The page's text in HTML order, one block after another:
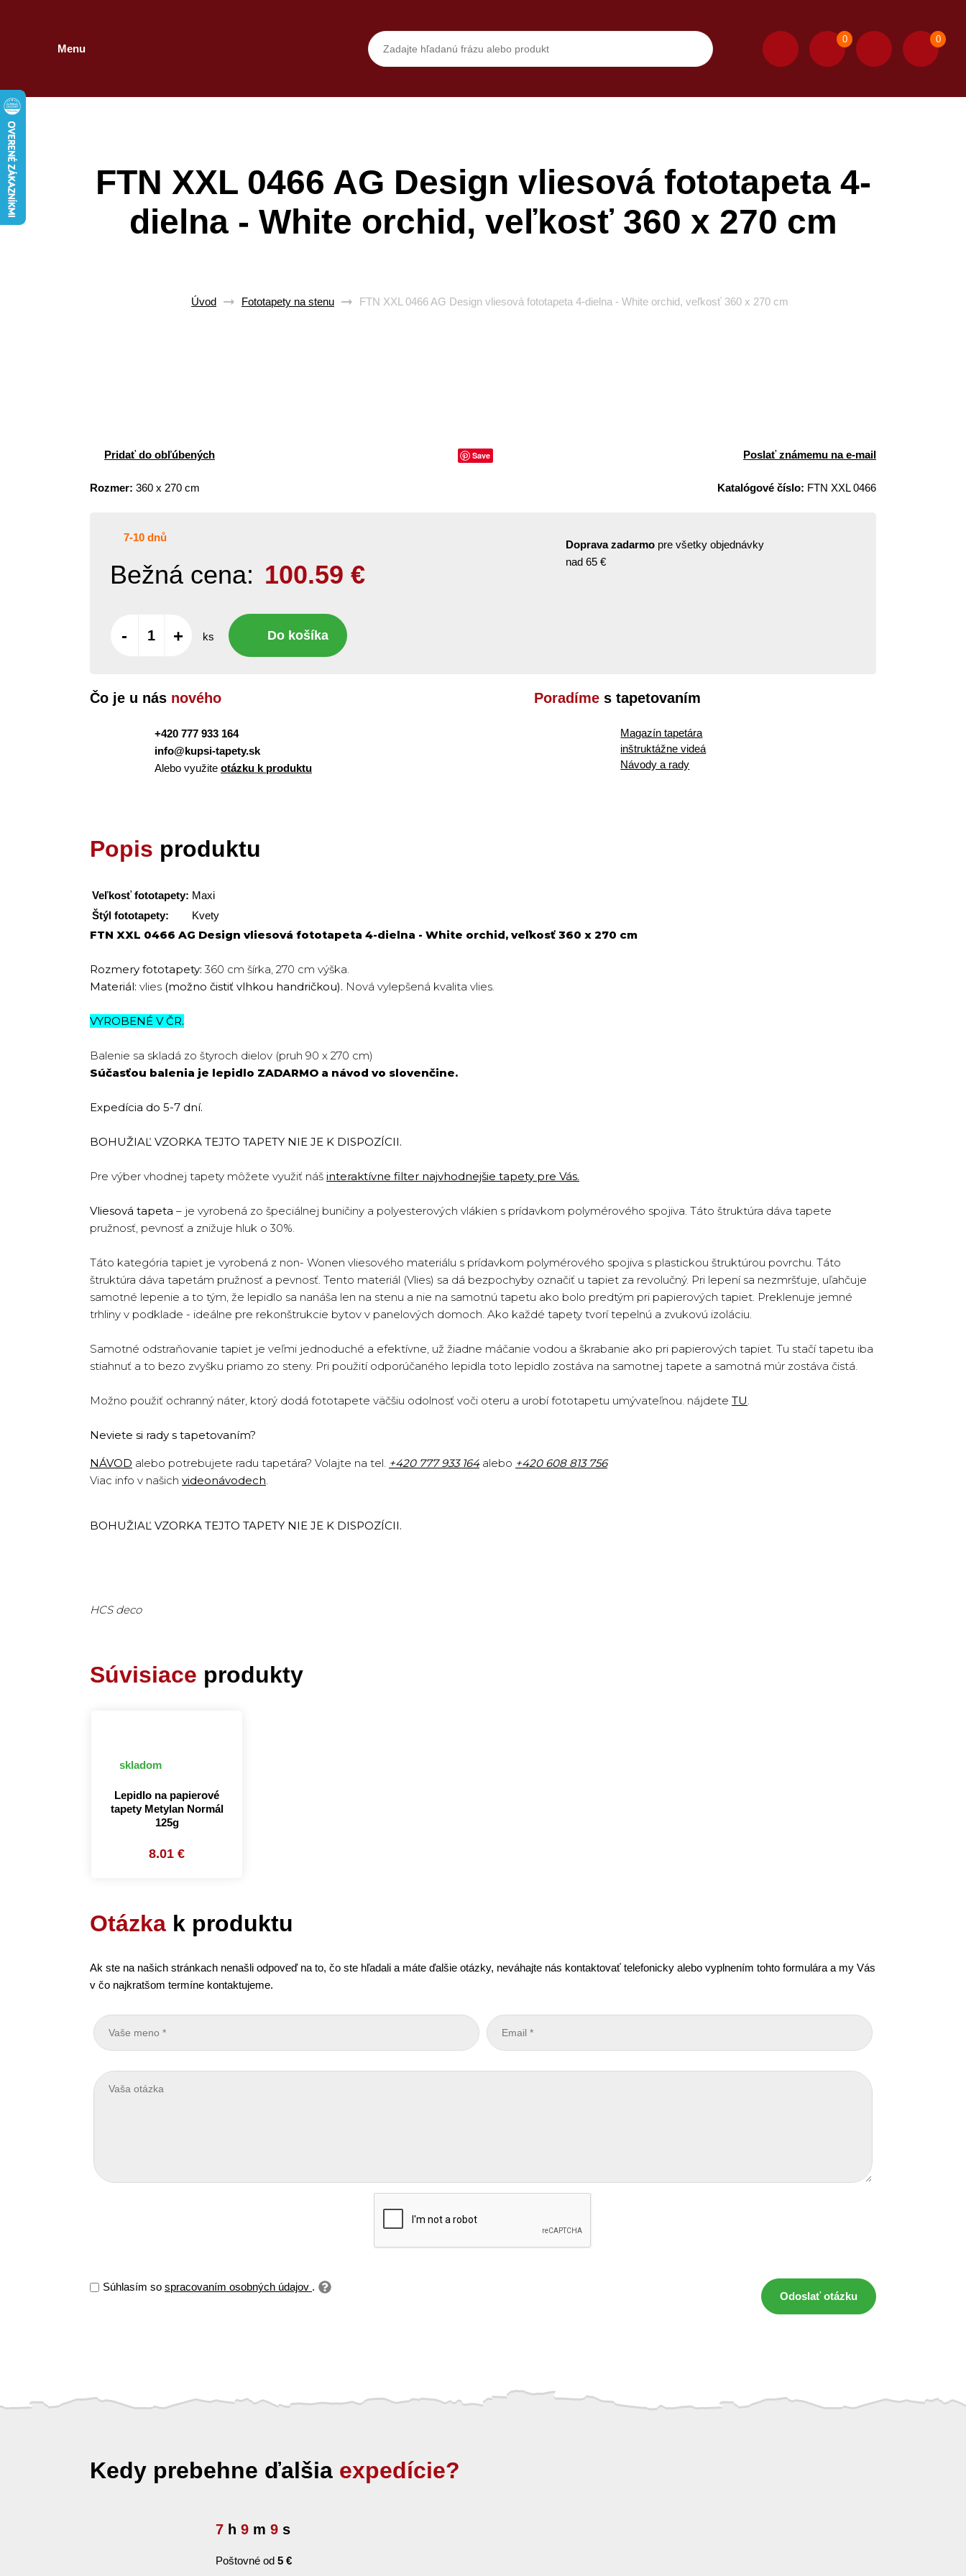
Menu
0 0
FTN XXL 0466 AG Design vliesová fototapeta 4-
dielna - White orchid, veľkosť 360 x 270 cm
Úvod Fototapety na stenu FTN XXL 0466 AG Design vliesová fototapeta 4-dielna - White orchid, veľkosť 360 x 270 cm
Pridať do obľúbených Save Poslať známemu na e-mail
Rozmer: 360 x 270 cm Katalógové číslo: FTN XXL 0466
7-10 dnů
Bežná cena: 100.59 €
- + ks Do košíka
Doprava zadarmo pre všetky objednávky
nad 65 €
Čo je u nás nového
+420 777 933 164
info@kupsi-tapety.sk
Alebo využite otázku k produktu
Poradíme s tapetovaním
Magazín tapetára
inštruktážne videá
Návody a rady
Popis produktu
Veľkosť fototapety: Maxi
Štýl fototapety:
Kvety
FTN XXL 0466 AG Design vliesová fototapeta 4-dielna - White orchid, veľkosť 360 x 270 cm
Rozmery fototapety: 360 cm šírka, 270 cm výška.
Materiál: vlies (možno čistiť vlhkou handričkou). Nová vylepšená kvalita vlies.
VYROBENÉ V ČR.
Balenie sa skladá zo štyroch dielov (pruh 90 x 270 cm)
Súčasťou balenia je lepidlo ZADARMO a návod vo slovenčine.
Expedícia do 5-7 dní.
BOHUŽIAĽ VZORKA TEJTO TAPETY NIE JE K DISPOZÍCII.
Pre výber vhodnej tapety môžete využiť náš interaktívne filter najvhodnejšie tapety pre Vás.
Vliesová tapeta – je vyrobená zo špeciálnej buničiny a polyesterových vlákien s prídavkom polymérového spojiva. Táto štruktúra dáva tapete
pružnosť, pevnosť a znižuje hluk o 30%.
Táto kategória tapiet je vyrobená z non- Wonen vliesového materiálu s prídavkom polymérového spojiva s plastickou štruktúrou povrchu. Táto
štruktúra dáva tapetám pružnosť a pevnosť. Tento materiál (Vlies) sa dá bezpochyby označiť u tapiet za revolučný. Pri lepení sa nezmršťuje, uľahčuje
samotné lepenie a to tým, že lepidlo sa nanáša len na stenu a nie na samotnú tapetu ako bolo predtým pri papierových tapiet. Preklenuje jemné
trhliny v podklade - ideálne pre rekonštrukcie bytov v panelových domoch. Ako každé tapety tvorí tepelnú a zvukovú izoláciu.
Samotné odstraňovanie tapiet je veľmi jednoduché a efektívne, už žiadne máčanie vodou a škrabanie ako pri papierových tapiet. Tu stačí tapetu iba
stiahnuť a to bezo zvyšku priamo zo steny. Pri použití odporúčaného lepidla toto lepidlo zostáva na samotnej tapete a samotná múr zostáva čistá.
Možno použiť ochranný náter, ktorý dodá fototapete väčšiu odolnosť voči oteru a urobí fototapetu umývateľnou. nájdete TU.
Neviete si rady s tapetovaním?
NÁVOD alebo potrebujete radu tapetára? Volajte na tel. +420 777 933 164alebo +420 608 813 756
Viac info v našich videonávodech.
BOHUŽIAĽ VZORKA TEJTO TAPETY NIE JE K DISPOZÍCII.
HCS deco
Súvisiace produkty
skladom
Lepidlo na papierové
tapety Metylan Normál
125g
8.01 €
Otázka k produktu
Ak ste na našich stránkach nenašli odpoveď na to, čo ste hľadali a máte ďalšie otázky, neváhajte nás kontaktovať telefonicky alebo vyplnením tohto formulára a my Vás
v čo najkratšom termíne kontaktujeme.
Súhlasím so spracovaním osobných údajov .
Odoslať otázku
Kedy prebehne ďalšia expedície?
7 h 9 m 8 s
Poštovné od 5 €